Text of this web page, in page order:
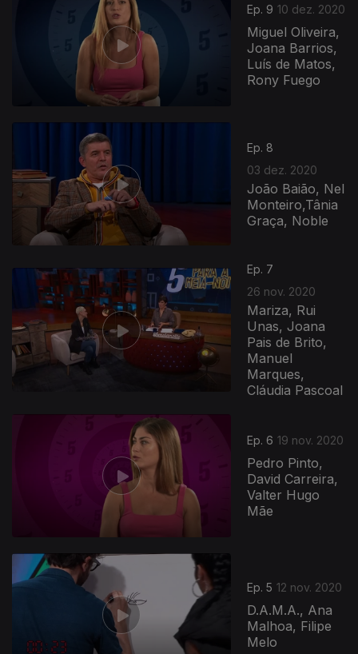
Ep. 9 10 dez. 2020
Miguel Oliveira,
Joana Barrios,
Luís de Matos,
Rony Fuego
Ep. 8
03 dez. 2020
João Baião, Nel
Monteiro,Tânia
Graça, Noble
Ep. 7
26 nov. 2020
Mariza, Rui
Unas, Joana
Pais de Brito,
Manuel
Marques,
Cláudia Pascoal
Ep. 6 19 nov. 2020
Pedro Pinto,
David Carreira,
Valter Hugo
Mãe
Ep. 5 12 nov. 2020
D.A.M.A., Ana
Malhoa, Filipe
Melo